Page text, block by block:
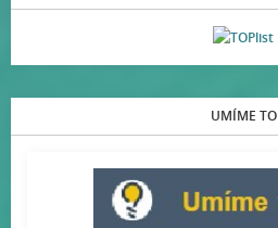
UMÍME TO